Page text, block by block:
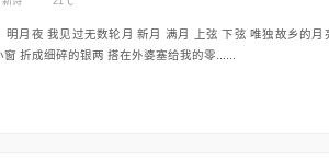
小窗 折成细碎的银两 搭在外婆塞给我的零......